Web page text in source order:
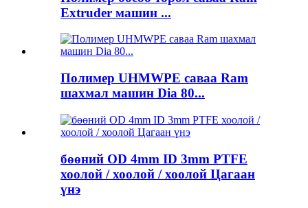
Extruder машин ...
Полимер UHMWPE саваа Ram
шахмал машин Dia 80...
бөөний OD 4mm ID 3mm PTFE
хоолой / хоолой / хоолой Цагаан
үнэ